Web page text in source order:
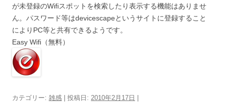
が未登録のWifiスポットを検索したり表示する機能はありませ
ん。パスワード等はdevicescapeというサイトに登録すること
によりPC等と共有できるようです。
Easy Wifi（無料）
カテゴリー: 雑感 | 投稿日: 2010年2月17日